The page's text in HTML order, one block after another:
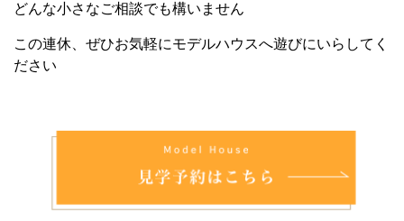
どんな小さなご相談でも構いません
この連休、ぜひお気軽にモデルハウスへ遊びにいらしてく
ださい